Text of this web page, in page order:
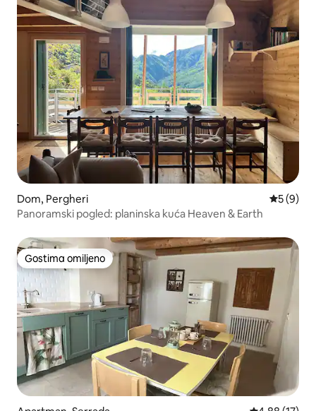
Dom, Pergheri
5 (9)
Panoramski pogled: planinska kuća Heaven & Earth
Gostima omiljeno
Gostima omiljeno